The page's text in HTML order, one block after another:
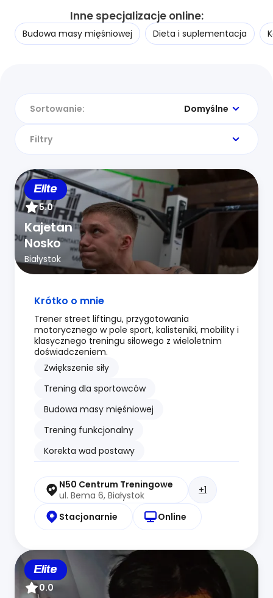
Inne specjalizacje online:
Budowa masy mięśniowej Dieta i suplementacja
Sortowanie: Domyślne
Filtry
Elite
5.0
Kajetan
Nosko
Białystok
Krótko o mnie
Trener street liftingu, przygotowania
motorycznego w pole sport, kalisteniki, mobility i
klasycznego treningu siłowego z wieloletnim
doświadczeniem.
Zwiększenie siły
Trening dla sportowców
Budowa masy mięśniowej
Trening funkcjonalny
Korekta wad postawy
N50 Centrum Treningowe
ul. Bema 6, Białystok
+1
Stacjonarnie Online
Elite
0.0